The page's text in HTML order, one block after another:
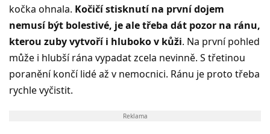
kočka ohnala. Kočičí stisknutí na první dojem
nemusí být bolestivé, je ale třeba dát pozor na ránu,
kterou zuby vytvoří i hluboko v kůži. Na první pohled
může i hlubší rána vypadat zcela nevinně. S třetinou
poranění končí lidé až v nemocnici. Ránu je proto třeba
rychle vyčistit.
Reklama